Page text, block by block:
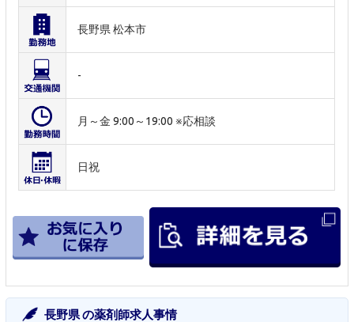
長野県 松本市
-
月～金 9:00～19:00 ※応相談
日祝
長野県 の薬剤師求人事情